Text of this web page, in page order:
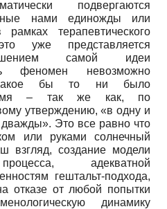
подвергаются
нами единожды или
рамках терапевтического
уже представляется
самой идеи
феномен невозможно
какое бы то ни было
– так же как, по
утверждению, «в одну и
дважды». Это все равно что
или руками солнечный
взгляд, создание модели
адекватной
гештальт-подхода,
отказе от любой попытки
динамику